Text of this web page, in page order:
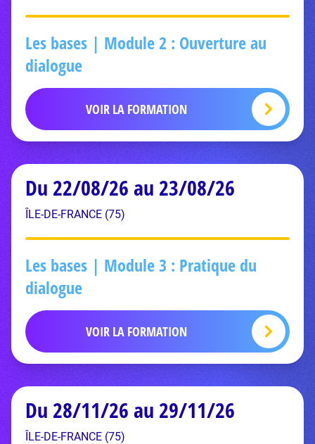
Les bases | Module 2 : Ouverture au
dialogue
VOIR LA FORMATION
Du 22/08/26 au 23/08/26
ÎLE-DE-FRANCE (75)
Les bases | Module 3 : Pratique du
dialogue
VOIR LA FORMATION
Du 28/11/26 au 29/11/26
ÎLE-DE-FRANCE (75)